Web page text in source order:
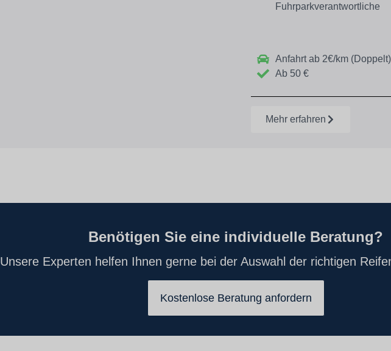
Fuhrparkverantwortliche
Anfahrt ab 2€/km (Doppelt)
Ab 50 €
Mehr erfahren
Benötigen Sie eine individuelle Beratung?
Unsere Experten helfen Ihnen gerne bei der Auswahl der richtigen
Kostenlose Beratung anfordern